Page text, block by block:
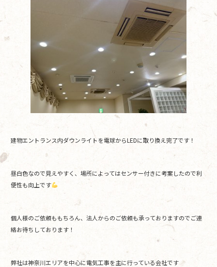
建物エントランス内ダウンライトを電球からLEDに取り換え完了です！
昼白色なので見えやすく、場所によってはセンサー付きに考案したので利
便性も向上です
個人様のご依頼ももちろん、法人からのご依頼も承っておりますのでご連
絡お待ちしております！
弊社は神奈川エリアを中心に電気工事を主に行っている会社です